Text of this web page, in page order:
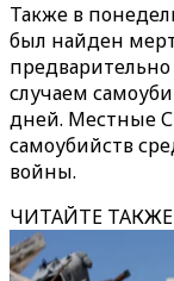
Также в
был найден
случаем
дней. Местные
самоубийств
войны.
ЧИТАЙТЕ ТАКЖЕ